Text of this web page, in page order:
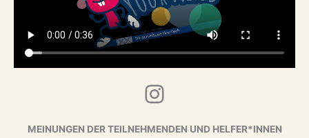
Instagram
MEINUNGEN DER TEILNEHMENDEN UND HELFER*INNEN